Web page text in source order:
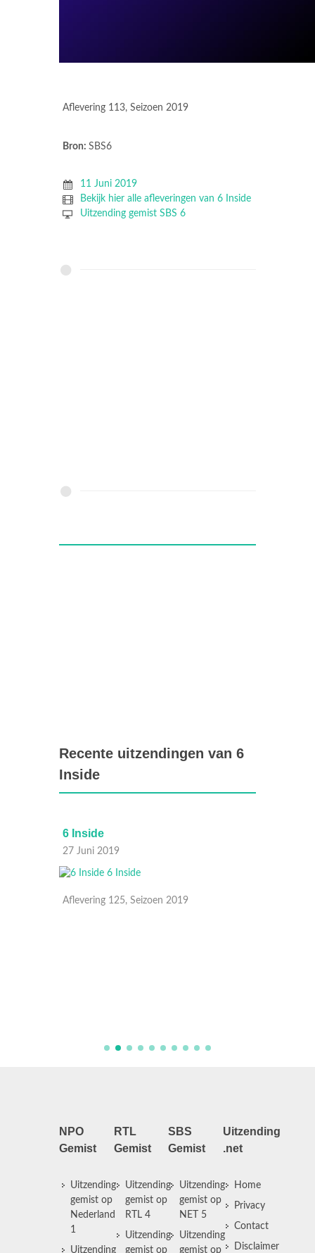
Aflevering 113, Seizoen 2019
Bron: SBS6
11 Juni 2019
Bekijk hier alle afleveringen van 6 Inside
Uitzending gemist SBS 6
Recente uitzendingen van 6
Inside
6 Inside
27 Juni 2019
Aflevering 125, Seizoen 2019
NPO
Gemist
Uitzending
gemist op
Nederland
1
Uitzending
RTL
Gemist
Uitzending
gemist op
RTL 4
Uitzending
gemist op
SBS
Gemist
Uitzending
gemist op
NET 5
Uitzending
gemist op
Uitzending
.net
Home
Privacy
Contact
Disclaimer